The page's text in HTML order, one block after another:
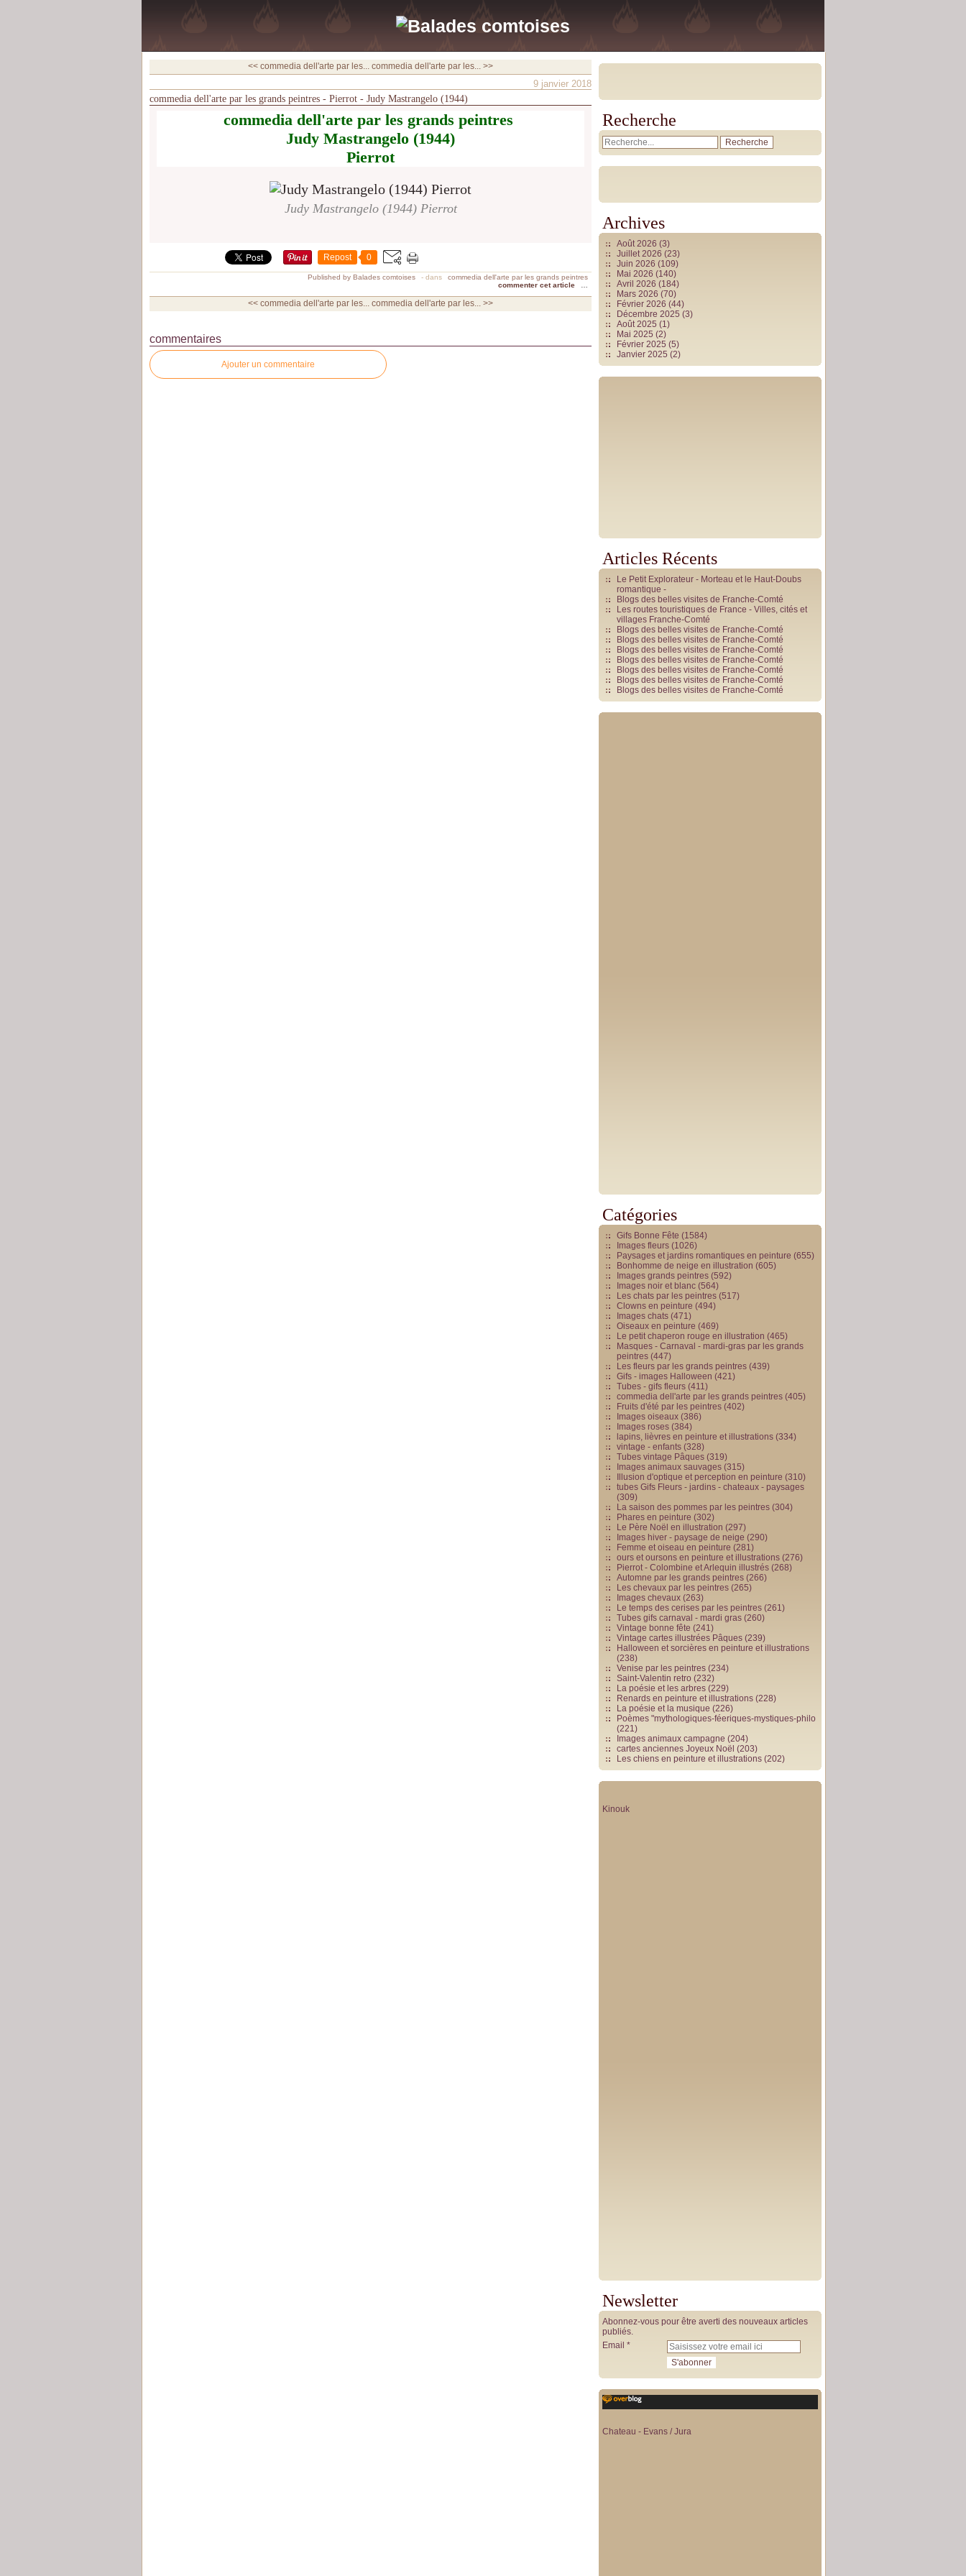
<< commedia dell'arte par les... commedia dell'arte par les... >>
9 janvier 2018
commedia dell'arte par les grands peintres - Pierrot - Judy Mastrangelo (1944)
commedia dell'arte par les grands peintres
Judy Mastrangelo (1944)
Pierrot
Judy Mastrangelo (1944) Pierrot
Repost 0
Published by Balades comtoises - dans
commedia dell'arte par les grands peintres
commenter cet article
<< commedia dell'arte par les... commedia dell'arte par les... >>
commentaires
Ajouter un commentaire
Recherche
Archives
Août 2026 (3)
Juillet 2026 (23)
Juin 2026 (109)
Mai 2026 (140)
Avril 2026 (184)
Mars 2026 (70)
Février 2026 (44)
Décembre 2025 (3)
Août 2025 (1)
Mai 2025 (2)
Février 2025 (5)
Janvier 2025 (2)
Articles Récents
Le Petit Explorateur - Morteau et le Haut-Doubs
romantique -
Blogs des belles visites de Franche-Comté
Les routes touristiques de France - Villes, cités et
villages Franche-Comté
Blogs des belles visites de Franche-Comté
Blogs des belles visites de Franche-Comté
Blogs des belles visites de Franche-Comté
Blogs des belles visites de Franche-Comté
Blogs des belles visites de Franche-Comté
Blogs des belles visites de Franche-Comté
Blogs des belles visites de Franche-Comté
Catégories
Gifs Bonne Fête (1584)
Images fleurs (1026)
Paysages et jardins romantiques en peinture (655)
Bonhomme de neige en illustration (605)
Images grands peintres (592)
Images noir et blanc (564)
Les chats par les peintres (517)
Clowns en peinture (494)
Images chats (471)
Oiseaux en peinture (469)
Le petit chaperon rouge en illustration (465)
Masques - Carnaval - mardi-gras par les grands
peintres (447)
Les fleurs par les grands peintres (439)
Gifs - images Halloween (421)
Tubes - gifs fleurs (411)
commedia dell'arte par les grands peintres (405)
Fruits d'été par les peintres (402)
Images oiseaux (386)
Images roses (384)
lapins, lièvres en peinture et illustrations (334)
vintage - enfants (328)
Tubes vintage Pâques (319)
Images animaux sauvages (315)
Illusion d'optique et perception en peinture (310)
tubes Gifs Fleurs - jardins - chateaux - paysages
(309)
La saison des pommes par les peintres (304)
Phares en peinture (302)
Le Père Noël en illustration (297)
Images hiver - paysage de neige (290)
Femme et oiseau en peinture (281)
ours et oursons en peinture et illustrations (276)
Pierrot - Colombine et Arlequin illustrés (268)
Automne par les grands peintres (266)
Les chevaux par les peintres (265)
Images chevaux (263)
Le temps des cerises par les peintres (261)
Tubes gifs carnaval - mardi gras (260)
Vintage bonne fête (241)
Vintage cartes illustrées Pâques (239)
Halloween et sorcières en peinture et illustrations
(238)
Venise par les peintres (234)
Saint-Valentin retro (232)
La poésie et les arbres (229)
Renards en peinture et illustrations (228)
La poésie et la musique (226)
Poèmes "mythologiques-féeriques-mystiques-philo
(221)
Images animaux campagne (204)
cartes anciennes Joyeux Noël (203)
Les chiens en peinture et illustrations (202)
Kinouk
Newsletter
Abonnez-vous pour être averti des nouveaux articles
publiés.
Email
Chateau - Evans / Jura